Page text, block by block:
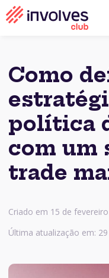
Como
política
com um
trade
Criado em 15 de fevereiro
Última atualização em: